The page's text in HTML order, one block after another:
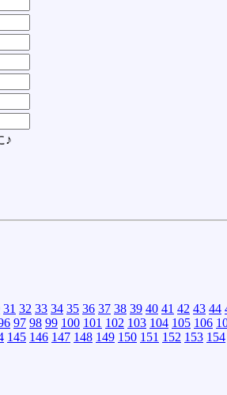
♪
31 32 33 34 35 36 37 38 39 40 41 42 43 44
97 98 99 100 101 102 103 104 105 106
145 146 147 148 149 150 151 152 153 154